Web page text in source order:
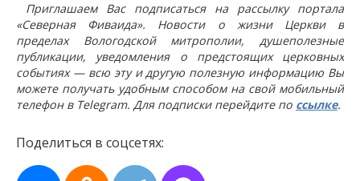
Приглашаем Вас подписаться на рассылку портала
«Северная Фиваида». Новости о жизни Церкви в
пределах Вологодской митрополии, душеполезные
публикации, уведомления о предстоящих церковных
событиях — всю эту и другую полезную информацию Вы
можете получать удобным способом на свой мобильный
телефон в Telegram. Для подписки перейдите по ссылке.
Поделиться в соцсетях: